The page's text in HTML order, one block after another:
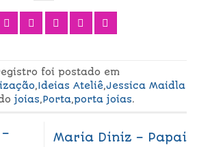
foi postado em
,Ideias Ateliê,Jessica Maidla
joias,Porta,porta joias.
Maria Diniz – Papai